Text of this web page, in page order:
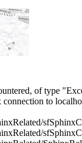
of type
to